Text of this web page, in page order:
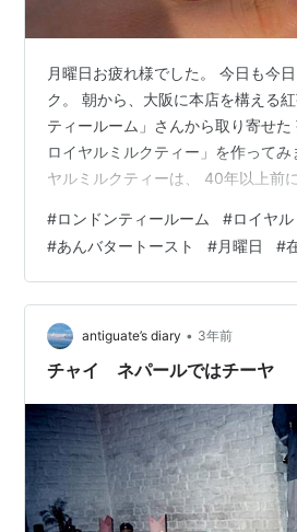
月曜日お疲れ様でした。 今日も今
ク。 朝から、大阪に本店を構える
ティールーム」さんから取り寄せ
ロイヤルミルクティー」を作って
ヤルミルクティーは、 40年以上前
イギリスが発祥地ではなかったよう
クティーの一ファンとして、もちろ
▼通販サイト www.london-
ミルクティー RM-023 強火で煮だ
騰するまで強火で煮出し続ける ロ
#ロンドンティールーム #ロイヤ
#あんバタートースト #月曜日 #
antiguate’s diary • 3年前
チャイ ネパールではチーヤ